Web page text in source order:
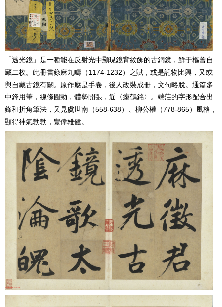
「透光鏡」是一種能在反射光中顯現鏡背紋飾的古銅鏡，鮮于樞曾自
藏二枚。此冊書錄麻九疇（1174-1232）之賦，或是託物比興，又或
與自藏古鏡有關。原作應是手卷，後人改裝成冊，文句略脫。通篇多
中鋒用筆，線條圓勁，體勢開張，近〈瘞鶴銘〉。端莊的字形配合出
鋒和折角筆法，又見虞世南（558-638）、柳公權（778-865）風格，
顯得神氣勃勃，豐偉雄健。